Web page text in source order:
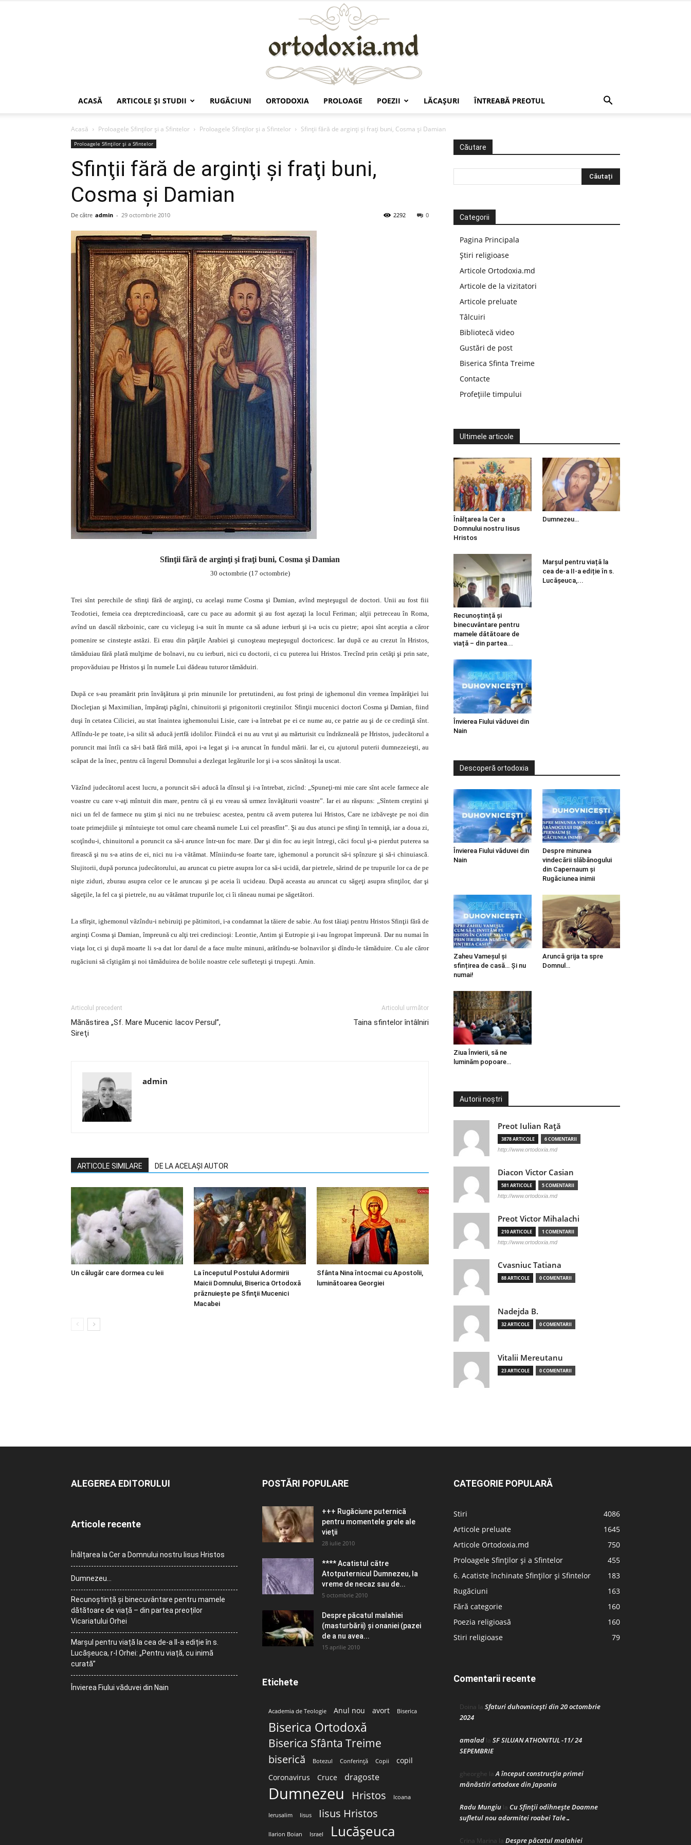
ACASĂ ARTICOLE ŞI STUDII RUGĂCIUNI ORTODOXIA PROLOAGE POEZII LĂCAŞURI ÎNTREABĂ PREOTUL
Acasă Proloagele Sfinților și a Sfintelor Proloagele Sfinților și a Sfintelor Sfinţii fără de arginţi şi fraţi buni, Cosma şi Damian
Proloagele Sfinților și a Sfintelor
Sfinţii fără de arginţi şi fraţi buni,
Cosma şi Damian
De către admin - 29 octombrie 2010 0
2292
Sfinţii fără de arginţi şi fraţi buni, Cosma şi Damian
30 octombrie (17 octombrie)
Trei sînt perechile de sfinţi fără de arginţi, cu acelaşi nume Cosma şi Damian, avînd meşteşugul de doctori. Unii au fost fiii
Teodotiei, femeia cea dreptcredincioasă, care cu pace au adormit şi au fost aşezaţi la locul Feriman; alţii petreceau în Roma,
avînd un dascăl războinic, care cu vicleşug i-a suit în munte ca să adune ierburi şi i-a ucis cu pietre; apoi sînt aceştia a căror
pomenire se cinsteşte astăzi. Ei erau din părţile Arabiei şi cunoşteau meşteşugul doctoricesc. Iar după ce au crezut în Hristos,
tămăduiau fără plată mulţime de bolnavi, nu cu ierburi, nici cu doctorii, ci cu puterea lui Hristos. Trecînd prin cetăţi şi prin sate,
propovăduiau pe Hristos şi în numele Lui dădeau tuturor tămăduiri.
După ce s-au preamărit prin învăţătura şi prin minunile lor pretutindeni, au fost prinşi de ighemonul din vremea împărăţiei lui
Diocleţian şi Maximilian, împăraţi păgîni, chinuitorii şi prigonitorii creştinilor. Sfinţii mucenici doctori Cosma şi Damian, fiind
duşi în cetatea Ciliciei, au stat înaintea ighemonului Lisie, care i-a întrebat pe ei ce nume au, ce patrie au şi de ce credinţă sînt.
Aflîndu-le pe toate, i-a silit să aducă jertfă idolilor. Fiindcă ei nu au vrut şi au mărturisit cu îndrăzneală pe Hristos, judecătorul a
poruncit mai întîi ca să-i bată fără milă, apoi i-a legat şi i-a aruncat în fundul mării. Iar ei, cu ajutorul puterii dumnezeieşti, au
scăpat de la înec, pentru că îngerul Domnului a dezlegat legăturile lor şi i-a scos sănătoşi la uscat.
Văzînd judecătorul acest lucru, a poruncit să-i aducă la dînsul şi i-a întrebat, zicînd: „Spuneţi-mi mie care sînt acele farmece ale
voastre cu care v-aţi mîntuit din mare, pentru că şi eu vreau să urmez învăţăturii voastre”. Iar ei au răspuns: „Sîntem creştini şi
nici un fel de farmece nu ştim şi nici nu ne trebuiesc acestea, pentru că avem puterea lui Hristos, Care ne izbăveşte pe noi din
toate primejdiile şi mîntuieşte tot omul care cheamă numele Lui cel preasfînt”. Şi au dus atunci pe sfinţi în temniţă, iar a doua zi,
scoţîndu-i, chinuitorul a poruncit ca să-i arunce într-un foc mare. Dar şi din foc au ieşit întregi, căci focul şi-a pierdut puterea sa
firească şi nu s-a atins de ei, nici nu i-a vătămat. Mîniindu-se foarte tare, ighemonul a poruncit să-i spînzure şi să-i chinuiască.
Slujitorii, după porunca judecătorului, au aruncat cu pietre asupra lor ca să-i ucidă, dar pietrele, sărind de pe trupurile lor ca de pe
nişte ziduri, zburau asupra celor ce le aruncau şi pe aceia îi ucideau. După aceasta au aruncat cu săgeţi asupra sfinţilor, dar şi
săgeţile, la fel ca şi pietrele, nu au vătămat trupurile lor, ci îi răneau numai pe săgetători.
La sfîrşit, ighemonul văzîndu-i nebiruiţi pe pătimitori, i-a condamnat la tăiere de sabie. Au fost tăiaţi pentru Hristos Sfinţii fără de
arginţi Cosma şi Damian, împreună cu alţi trei credincioşi: Leontie, Antim şi Eutropie şi i-au îngropat împreună. Dar nu numai în
viaţa lor, ci şi după moarte li s-a dat lor darul de a face multe minuni, arătîndu-se bolnavilor şi dîndu-le tămăduire. Cu ale căror
rugăciuni să cîştigăm şi noi tămăduirea de bolile noastre cele sufleteşti şi trupeşti. Amin.
Articolul precedent
Mănăstirea „Sf. Mare Mucenic Iacov Persul”,
Sireţi
Articolul următor
Taina sfintelor întâlniri
admin
ARTICOLE SIMILARE DE LA ACELAȘI AUTOR
Un călugăr care dormea cu leii
La începutul Postului Adormirii
Maicii Domnului, Biserica Ortodoxă
prăznuiește pe Sfinţii Mucenici
Macabei
Sfânta Nina întocmai cu Apostolii,
luminătoarea Georgiei
Căutare
Categorii
Pagina Principala
Știri religioase
Articole Ortodoxia.md
Articole de la vizitatori
Articole preluate
Tâlcuiri
Bibliotecă video
Gustări de post
Biserica Sfinta Treime
Contacte
Profețiile timpului
Ultimele articole
Înălțarea la Cer a
Domnului nostru Iisus
Hristos
Dumnezeu…
Recunoștință și
binecuvântare pentru
mamele dătătoare de
viață – din partea...
Marșul pentru viață la
cea de-a II-a ediție în s.
Lucășeuca,...
Învierea Fiului văduvei din
Nain
Descoperă ortodoxia
Învierea Fiului văduvei din
Nain
Despre minunea
vindecării slăbănogului
din Capernaum și
Rugăciunea inimii
Zaheu Vameșul și
sfințirea de casă… Și nu
numai!
Aruncă grija ta spre
Domnul…
Ziua Învierii, să ne
luminăm popoare…
Autorii noștri
Preot Iulian Raţă
3878 ARTICOLE 6 COMENTARII
http://www.ortodoxia.md
Diacon Victor Casian
581 ARTICOLE 5 COMENTARII
http://www.ortodoxia.md
Preot Victor Mihalachi
210 ARTICOLE 1 COMENTARII
http://www.ortodoxia.md
Cvasniuc Tatiana
88 ARTICOLE 0 COMENTARII
Nadejda B.
32 ARTICOLE 0 COMENTARII
Vitalii Mereutanu
23 ARTICOLE 0 COMENTARII
ALEGEREA EDITORULUI
Articole recente
Înălțarea la Cer a Domnului nostru Iisus Hristos
Dumnezeu…
Recunoștință și binecuvântare pentru mamele
dătătoare de viață – din partea preoților
Vicariatului Orhei
Marșul pentru viață la cea de-a II-a ediție în s.
Lucășeuca, r-l Orhei: „Pentru viață, cu inimă
curată”
Învierea Fiului văduvei din Nain
POSTĂRI POPULARE
+++ Rugăciune puternică
pentru momentele grele ale
vieţii
28 iulie 2010
**** Acatistul către
Atotputernicul Dumnezeu, la
vreme de necaz sau de...
5 octombrie 2010
Despre păcatul malahiei
(masturbării) şi onaniei (pazei
de a nu avea...
15 aprilie 2010
Etichete
Academia de Teologie Anul nou avort Biserica
Biserica Ortodoxă
Biserica Sfânta Treime
biserică Botezul Conferință Copii
copil
Coronavirus
Cruce dragoste
Dumnezeu Hristos Icoana
Ierusalim Iisus Iisus Hristos
Ilarion Boian Israel Lucășeuca
CATEGORIE POPULARĂ
Stiri
4086
Articole preluate
1645
Articole Ortodoxia.md
750
Proloagele Sfinților și a Sfintelor
455
6. Acatiste închinate Sfinților și Sfintelor
183
Rugăciuni
163
Fără categorie
160
Poezia religioasă
160
Stiri religioase
79
Comentarii recente
Doina la Sfaturi duhovnicești din 20 octombrie
2024
amalad la SF SILUAN ATHONITUL -11/ 24
SEPEMBRIE
gheorghe laA început construcţia primei
mănăstiri ortodoxe din Japonia
Radu Mungiu la Cu Sfinții odihnește Doamne
sufletul nou adormitei roabei Tale…
Crina Marina la Despre păcatul malahiei